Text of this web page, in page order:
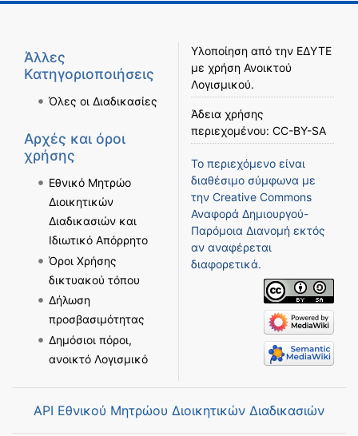
Άλλες
Κατηγοριοποιήσεις
Όλες οι Διαδικασίες
Αρχές και όροι
χρήσης
Εθνικό Μητρώο
Διοικητικών
Διαδικασιών και
Ιδιωτικό Απόρρητο
Όροι Χρήσης
δικτυακού τόπου
Δήλωση
προσβασιμότητας
Δημόσιοι πόροι,
ανοικτό Λογισμικό
Υλοποίηση από την ΕΔΥΤΕ
με χρήση Ανοικτού
Λογισμικού.
Άδεια χρήσης
περιεχομένου: CC-BY-SA
Το περιεχόμενο είναι
διαθέσιμο σύμφωνα με
την Creative Commons
Αναφορά Δημιουργού-
Παρόμοια Διανομή εκτός
αν αναφέρεται
διαφορετικά.
API Εθνικού Μητρώου Διοικητικών Διαδικασιών